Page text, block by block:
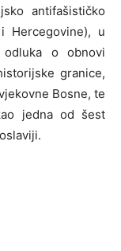
antifašističko
Hercegovine), u
odluka o obnovi
granice,
Bosne, te
jedna od šest